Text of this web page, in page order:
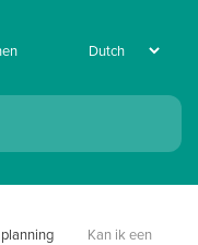
Kan ik een